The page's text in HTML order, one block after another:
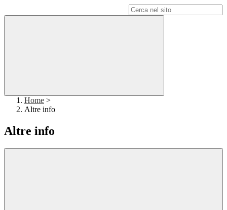
Home >
Altre info
Altre info